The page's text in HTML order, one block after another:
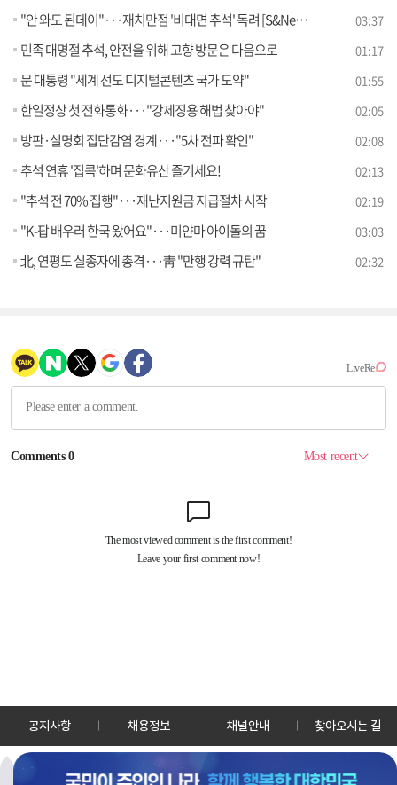
"안 와도 된데이"···재치만점 '비대면 추석' 독려 [S&News] 03:37
민족 대명절 추석, 안전을 위해 고향 방문은 다음으로 01:17
문 대통령 "세계 선도 디지털콘텐츠 국가 도약" 01:55
한일정상 첫 전화통화···"강제징용 해법 찾아야" 02:05
방판·설명회 집단감염 경계···"5차 전파 확인" 02:08
추석 연휴 '집콕'하며 문화유산 즐기세요! 02:13
"추석 전 70% 집행"···재난지원금 지급절차 시작 02:19
"K-팝 배우러 한국 왔어요"···미얀마 아이돌의 꿈 03:03
北, 연평도 실종자에 총격···靑 "만행 강력 규탄" 02:32
공지사항 채용정보 채널안내 찾아오시는 길
30128 세종특별자치시 정부2청사로 13 한국정책방송원 KTV